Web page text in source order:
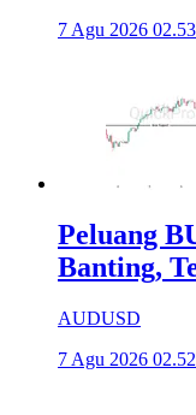
7 Agu 2026
Peluang
Banting,
AUDUSD
7 Agu 2026